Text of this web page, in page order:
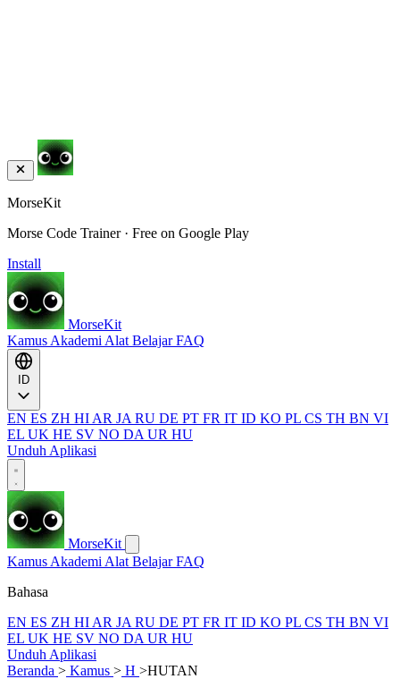
MorseKit
Morse Code Trainer · Free on Google Play
Install
MorseKit
Kamus Akademi Alat BelajarFAQ
EN ES ZH HI AR JA RU DE PT FR IT ID KO PL CS TH BN VI
EL UK HE SV NO DA UR HU
Unduh Aplikasi
MorseKit
Kamus Akademi Alat BelajarFAQ
Bahasa
EN ES ZH HI AR JA RU DE PT FR IT ID KO PL CS TH BN VI
EL UK HE SV NO DA UR HU
Unduh Aplikasi
Beranda > Kamus > H >HUTAN